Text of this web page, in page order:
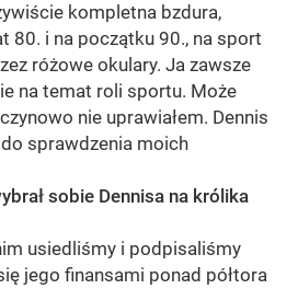
kompletna bzdura,
80. i na początku 90., na sport
różowe okulary. Ja zawsze
na temat roli sportu. Może
nie uprawiałem. Dennis
sprawdzenia moich
sobie Dennisa na królika
usiedliśmy i podpisaliśmy
jego finansami ponad półtora